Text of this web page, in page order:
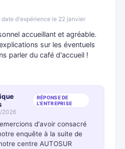
d'expérience le 22 janvier
accueillant et agréable.
sur les éventuels
parler du café d'accueil !
RÉPONSE DE
L'ENTREPRISE
2026
d'avoir consacré
enquête à la suite de
centre AUTOSUR